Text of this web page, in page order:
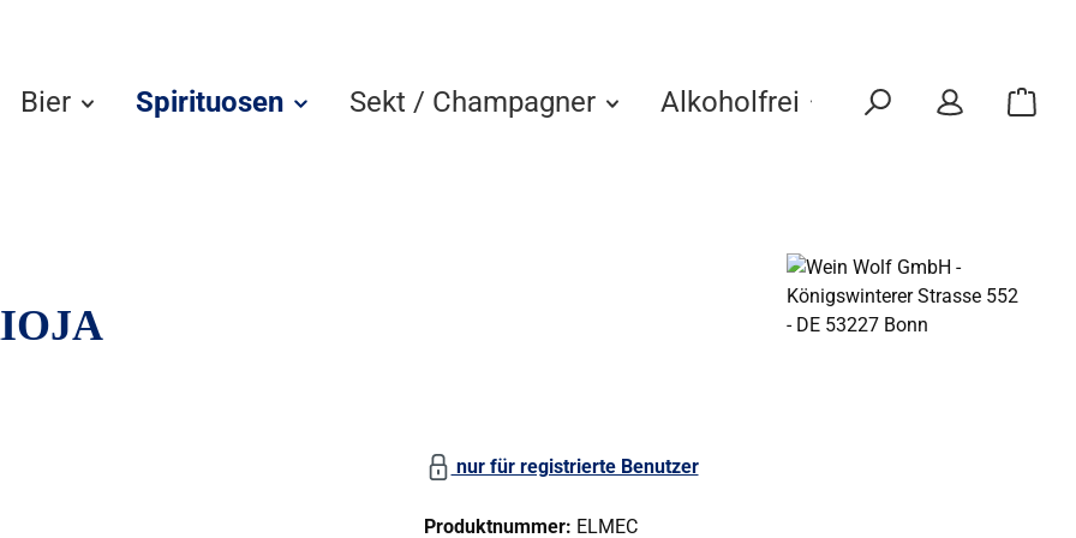
Bier Spirituosen Sekt / Champagner Alkoholfrei Eigenmarken
nur für registrierte Benutzer
Produktnummer: ELMEC